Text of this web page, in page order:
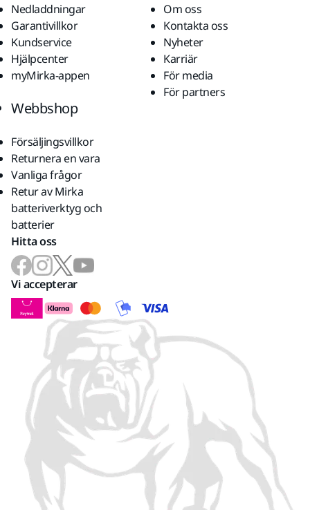
Nedladdningar
Garantivillkor
Kundservice
Hjälpcenter
myMirka-appen
Om oss
Kontakta oss
Nyheter
Karriär
För media
För partners
Webbshop
Försäljingsvillkor
Returnera en vara
Vanliga frågor
Retur av Mirka
batteriverktyg och
batterier
Hitta oss
Vi accepterar